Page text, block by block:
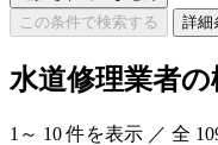
この条件で検索する
詳細
水道修理業者
1 ～ 10 件を表示 ／ 全